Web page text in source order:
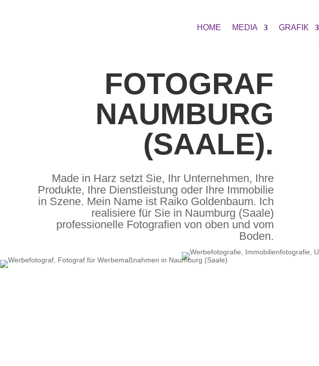
HOME MEDIA GRAFIK
FOTOGRAF
NAUMBURG
(SAALE).
Made in Harz setzt Sie, Ihr Unternehmen, Ihre
Produkte, Ihre Dienstleistung oder Ihre Immobilie
in Szene. Mein Name ist Raiko Goldenbaum. Ich
realisiere für Sie in Naumburg (Saale)
professionelle Fotografien von oben und vom
Boden.